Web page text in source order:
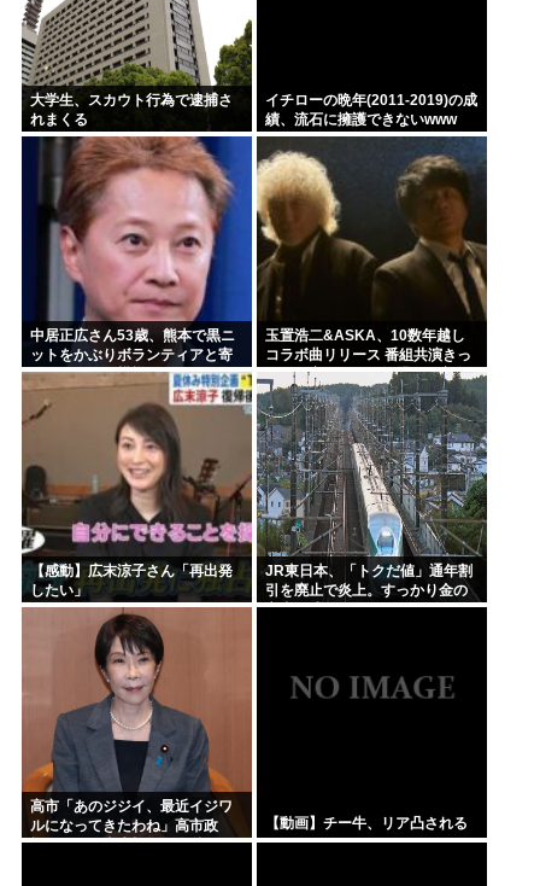
大学生、スカウト行為で逮捕さ
れまくる
イチローの晩年(2011-2019)の成
績、流石に擁護できないwww
中居正広さん53歳、熊本で黒ニ
ットをかぶりボランティアと寄
付をしている模様
玉置浩二&ASKA、10数年越し
コラボ曲リリース 番組共演きっ
かけで実現…同い年盟友の完全
合作
【感動】広末涼子さん「再出発
したい」
JR東日本、「トクだ値」通年割
引を廃止で炎上。すっかり金の
亡者と成り下がったな
高市「あのジジイ、最近イジワ
ルになってきたわね」高市政
権、ついに麻生切り！嫌儲はど
【動画】チー牛、リア凸される